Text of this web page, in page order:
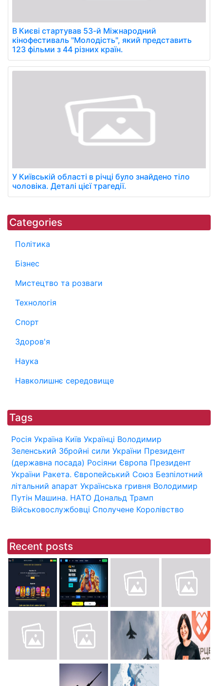
В Києві стартував 53-й Міжнародний
кінофестиваль "Молодість", який представить
123 фільми з 44 різних країн.
У Київській області в річці було знайдено тіло
чоловіка. Деталі цієї трагедії.
Categories
Політика
Бізнес
Мистецтво та розваги
Технологія
Спорт
Здоров'я
Наука
Навколишнє середовище
Tags
Росія Україна Київ Українці Володимир
Зеленський Збройні сили України Президент
(державна посада) Росіяни Європа Президент
України Ракета. Європейський Союз Безпілотний
літальний апарат Українська гривня Володимир
Путін Машина. НАТО Дональд Трамп
Військовослужбовці Сполучене Королівство
Recent posts